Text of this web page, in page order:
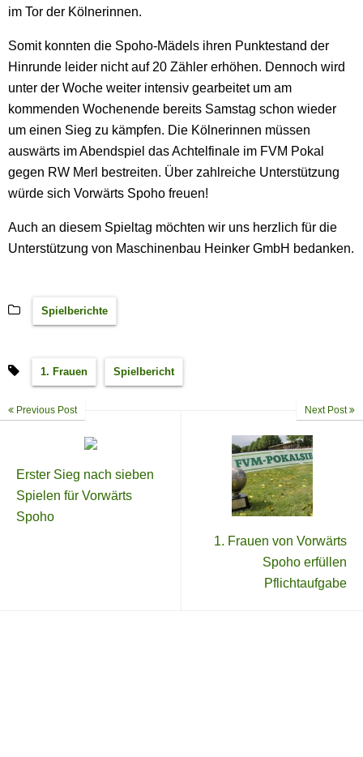
im Tor der Kölnerinnen.
Somit konnten die Spoho-Mädels ihren Punktestand der
Hinrunde leider nicht auf 20 Zähler erhöhen. Dennoch wird
unter der Woche weiter intensiv gearbeitet um am
kommenden Wochenende bereits Samstag schon wieder
um einen Sieg zu kämpfen. Die Kölnerinnen müssen
auswärts im Abendspiel das Achtelfinale im FVM Pokal
gegen RW Merl bestreiten. Über zahlreiche Unterstützung
würde sich Vorwärts Spoho freuen!
Auch an diesem Spieltag möchten wir uns herzlich für die
Unterstützung von Maschinenbau Heinker GmbH bedanken.
Spielberichte
1. Frauen Spielbericht
Previous Post
Erster Sieg nach sieben
Spielen für Vorwärts
Spoho
Next Post
1. Frauen von Vorwärts
Spoho erfüllen
Pflichtaufgabe